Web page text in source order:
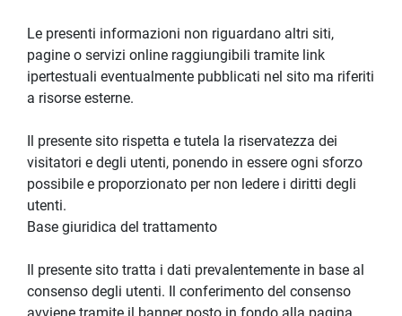
Le presenti informazioni non riguardano altri siti,
pagine o servizi online raggiungibili tramite link
ipertestuali eventualmente pubblicati nel sito ma riferiti
a risorse esterne.
Il presente sito rispetta e tutela la riservatezza dei
visitatori e degli utenti, ponendo in essere ogni sforzo
possibile e proporzionato per non ledere i diritti degli
utenti.
Base giuridica del trattamento
Il presente sito tratta i dati prevalentemente in base al
consenso degli utenti. Il conferimento del consenso